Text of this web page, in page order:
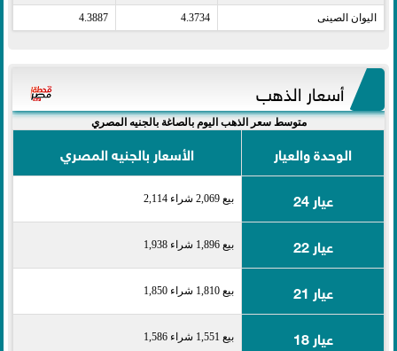
اليوان الصينى​ 4.3734
4.3887
أسعار الذهب
متوسط سعر الذهب اليوم بالصاغة بالجنيه المصري
الوحدة والعيار
الأسعار بالجنيه المصري
عيار 24
بيع 2,069 شراء 2,114
عيار 22 بيع 1,896 شراء 1,938
عيار 21 بيع 1,810 شراء 1,850
عيار 18 بيع 1,551 شراء 1,586